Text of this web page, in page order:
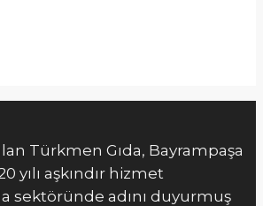
Türkmen Gıda, Bayrampaşa
yılı aşkındır hizmet
sektöründe adını duyurmuş